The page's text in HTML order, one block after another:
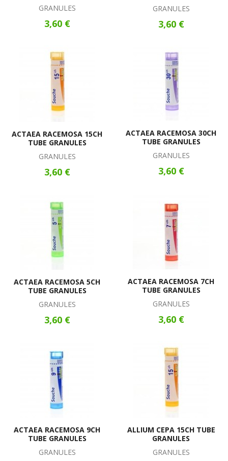
GRANULES
3,60 €
GRANULES
3,60 €
ACTAEA RACEMOSA 15CH
TUBE GRANULES
GRANULES
3,60 €
ACTAEA RACEMOSA 30CH
TUBE GRANULES
GRANULES
3,60 €
ACTAEA RACEMOSA 5CH
TUBE GRANULES
GRANULES
3,60 €
ACTAEA RACEMOSA 7CH
TUBE GRANULES
GRANULES
3,60 €
ACTAEA RACEMOSA 9CH
TUBE GRANULES
GRANULES
ALLIUM CEPA 15CH TUBE
GRANULES
GRANULES